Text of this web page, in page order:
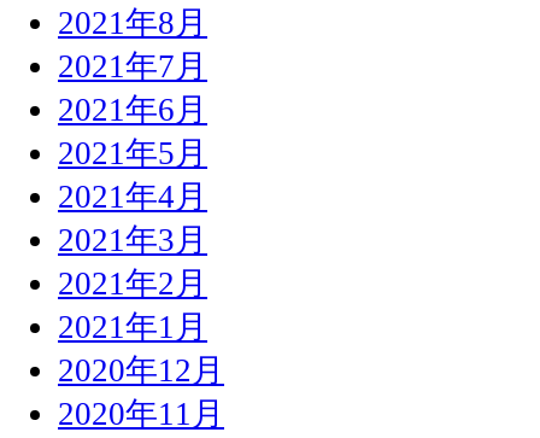
2021年8月
2021年7月
2021年6月
2021年5月
2021年4月
2021年3月
2021年2月
2021年1月
2020年12月
2020年11月